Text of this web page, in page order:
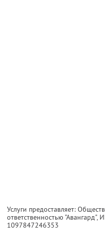
Услуги предоставляет:
ответственностью "Авангард",
1097847246353